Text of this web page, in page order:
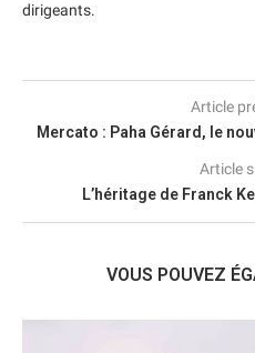
dirigeants.
Article
Mercato : Paha Gérard, le
Article
L’héritage de Franck
VOUS POUVEZ